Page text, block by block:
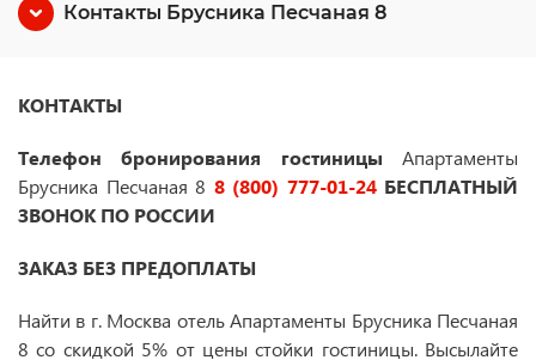
Контакты Брусника Песчаная 8
КОНТАКТЫ
Телефон бронирования гостиницы Апартаменты
Брусника Песчаная 8 8 (800) 777-01-24БЕСПЛАТНЫЙ
ЗВОНОК ПО РОССИИ
ЗАКАЗ БЕЗ ПРЕДОПЛАТЫ
Найти в г. Москва отель Апартаменты Брусника Песчаная
8со скидкой 5% от цены стойки гостиницы. Высылайте